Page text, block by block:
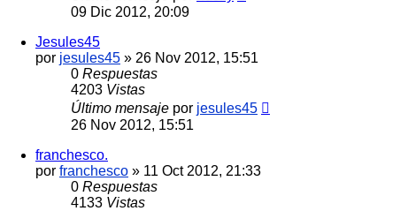
09 Dic 2012, 20:09
Jesules45
por jesules45 » 26 Nov 2012, 15:51
0 Respuestas
4203 Vistas
Último mensaje por jesules45
26 Nov 2012, 15:51
franchesco.
por franchesco » 11 Oct 2012, 21:33
0 Respuestas
4133 Vistas